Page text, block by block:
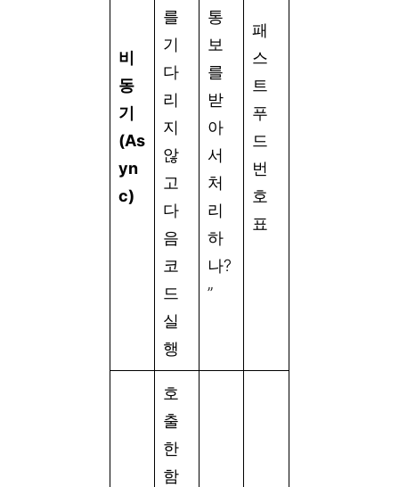
비
동
기
(As
yn
c)
를
기
다
리
지
않
고
다
음
코
드
실
행
통
보
를
받
아
서
처
리
하
나?
”
패
스
트
푸
드
번
호
표
호
출
한
함